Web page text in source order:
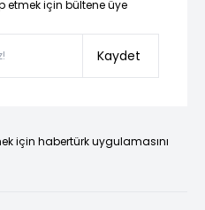
etmek için bültene üye
Kaydet
için habertürk uygulamasını